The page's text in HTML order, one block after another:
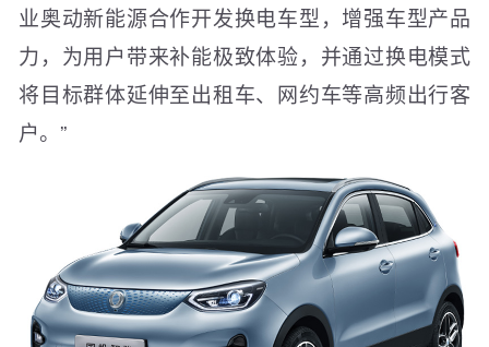
业奥动新能源合作开发换电车型，增强车型产品
力，为用户带来补能极致体验，并通过换电模式
将目标群体延伸至出租车、网约车等高频出行客
户。”